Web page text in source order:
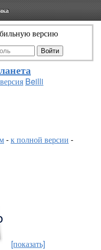
версию
Beilli
-к полной версии -
[показать]